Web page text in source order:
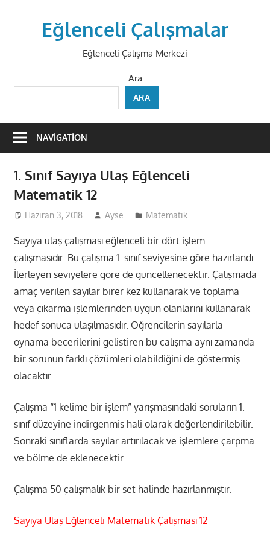
Eğlenceli Çalışmalar
Eğlenceli Çalışma Merkezi
Ara
ARA
NAVIGATION
1. Sınıf Sayıya Ulaş Eğlenceli
Matematik 12
Haziran 3, 2018 Ayse Matematik
Sayıya ulaş çalışması eğlenceli bir dört işlem
çalışmasıdır. Bu çalışma 1. sınıf seviyesine göre hazırlandı.
İlerleyen seviyelere göre de güncellenecektir. Çalışmada
amaç verilen sayılar birer kez kullanarak ve toplama
veya çıkarma işlemlerinden uygun olanlarını kullanarak
hedef sonuca ulaşılmasıdır. Öğrencilerin sayılarla
oynama becerilerini geliştiren bu çalışma aynı zamanda
bir sorunun farklı çözümleri olabildiğini de göstermiş
olacaktır.
Çalışma “1 kelime bir işlem” yarışmasındaki soruların 1.
sınıf düzeyine indirgenmiş hali olarak değerlendirilebilir.
Sonraki sınıflarda sayılar artırılacak ve işlemlere çarpma
ve bölme de eklenecektir.
Çalışma 50 çalışmalık bir set halinde hazırlanmıştır.
Sayıya Ulaş Eğlenceli Matematik Çalışması 12